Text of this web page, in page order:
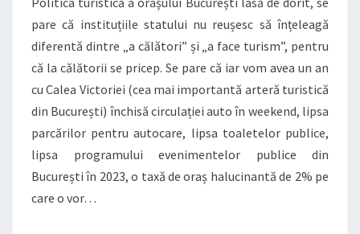
pare că instituțiile statului nu reușesc să înțeleagă
diferentă dintre „a călători” și „a face turism”, pentru
că la călătorii se pricep. Se pare că iar vom avea un an
cu Calea Victoriei (cea mai importantă arteră turistică
din București) închisă circulației auto în weekend, lipsa
parcărilor pentru autocare, lipsa toaletelor publice,
lipsa programului evenimentelor publice din
București în 2023, o taxă de oraș halucinantă de 2% pe
care o vor…